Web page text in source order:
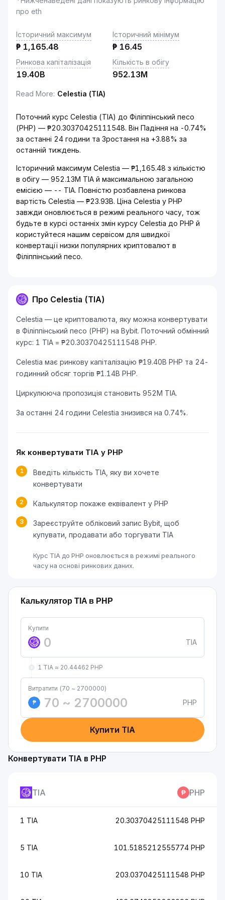
про eth
Історичний максимум
₱ 1,165.48
Історичний мінімум
₱ 16.45
Ринкова капіталізація
19.40B
Кількість в обігу
952.13M
Read More: Celestia (TIA)
Поточний курс Celestia (TIA) до Філіппінський песо
(PHP) — ₱20.30370425111548. Він Падіння на -0.74%
за останні 24 години та Зростання на +3.88% за
останній тиждень.
Історичний максимум Celestia — ₱1,165.48 з кількістю
в обігу — 952.13M TIA й максимальною загальною
емісією — -- TIA. Повністю розбавлена ринкова
вартість Celestia — ₱23.93B. Ціна Celestia у PHP
завжди оновлюється в режимі реального часу, тож
будьте в курсі останніх змін курсу Celestia до PHP й
користуйтеся нашим сервісом для швидкої
конвертації низки популярних криптовалют в
Філіппінський песо.
Про Celestia (TIA)
Celestia — це криптовалюта, яку можна конвертувати
в Філіппінський песо (PHP) на Bybit. Поточний обмінний
курс: 1 TIA = ₱20.30370425111548 PHP.
Celestia має ринкову капіталізацію ₱19.40B PHP та 24-
годинний обсяг торгів ₱1.14B PHP.
Циркулююча пропозиція становить 952M TIA.
За останні 24 години Celestia знизився на 0.74%.
Як конвертувати TIA у PHP
1
Введіть кількість TIA, яку ви хочете
конвертувати
2 Калькулятор покаже еквівалент у PHP
3
Зареєструйте обліковий запис Bybit, щоб
купувати, продавати або торгувати TIA
Курс TIA до PHP оновлюється в режимі реального
часу на основі ринкових даних.
Калькулятор TIA в PHP
Купити
TIA
1 TIA ≈ 20.44462 PHP
Витратити (70 ~ 2700000)
₱
PHP
Купити TIA
Конвертувати TIA в PHP
TIA PHP
1 TIA 20.30370425111548 PHP
5 TIA 101.5185212555774 PHP
10 TIA 203.0370425111548 PHP